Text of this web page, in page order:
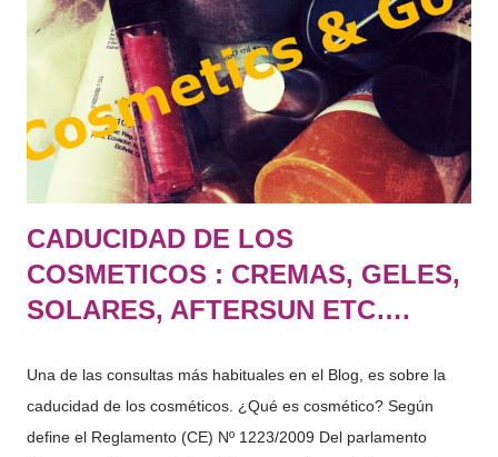
uso de este tipo de cremas, continuamente hará que nuestros
pies estén perfectos, suaves y poderlos lucir con sandalias
perfectamente en verano. Una vez tengas los pies suaves ,
continúa con el tratamiento aplicando una crema de URE...
CADUCIDAD DE LOS
COSMETICOS : CREMAS, GELES,
SOLARES, AFTERSUN ETC….
Una de las consultas más habituales en el Blog, es sobre la
caducidad de los cosméticos. ¿Qué es cosmético? Según
define el Reglamento (CE) Nº 1223/2009 Del parlamento